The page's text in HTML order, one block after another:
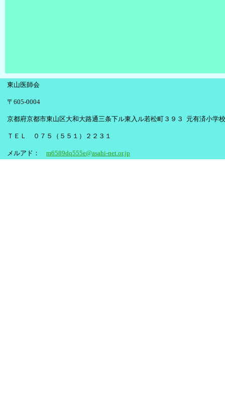
東山医師会
〒605-0004
京都府京都市東山区大和大路通三条下ル東入ル若松町３９３ 元有済小学
ＴＥＬ ０７５（５５１）２２３１
メルアド： m6589dq555e@asahi-net.or.jp